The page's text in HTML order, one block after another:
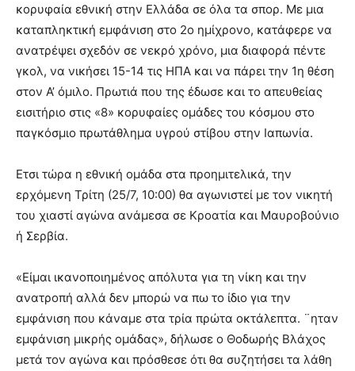
κορυφαία εθνική στην Ελλάδα σε όλα τα σπορ. Με μια
καταπληκτική εμφάνιση στο 2ο ημίχρονο, κατάφερε να
ανατρέψει σχεδόν σε νεκρό χρόνο, μια διαφορά πέντε
γκολ, να νικήσει 15-14 τις ΗΠΑ και να πάρει την 1η θέση
στον Α’ όμιλο. Πρωτιά που της έδωσε και το απευθείας
εισιτήριο στις «8» κορυφαίες ομάδες του κόσμου στο
παγκόσμιο πρωτάθλημα υγρού στίβου στην Ιαπωνία.
Ετσι τώρα η εθνική ομάδα στα προημιτελικά, την
ερχόμενη Τρίτη (25/7, 10:00) θα αγωνιστεί με τον νικητή
του χιαστί αγώνα ανάμεσα σε Κροατία και Μαυροβούνιο
ή Σερβία.
«Είμαι ικανοποιημένος απόλυτα για τη νίκη και την
ανατροπή αλλά δεν μπορώ να πω το ίδιο για την
εμφάνιση που κάναμε στα τρία πρώτα οκτάλεπτα. ¨ηταν
εμφάνιση μικρής ομάδας», δήλωσε ο Θοδωρής Βλάχος
μετά τον αγώνα και πρόσθεσε ότι θα συζητήσει τα λάθη